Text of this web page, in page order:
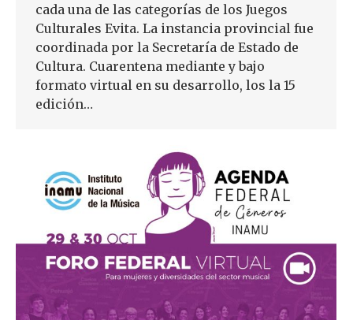
cada una de las categorías de los Juegos
Culturales Evita. La instancia provincial fue
coordinada por la Secretaría de Estado de
Cultura. Cuarentena mediante y bajo
formato virtual en su desarrollo, los la 15
edición…